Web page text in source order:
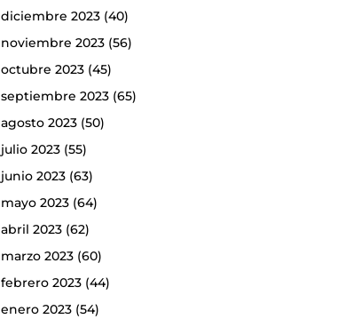
diciembre 2023(40)
noviembre 2023(56)
octubre 2023(45)
septiembre 2023(65)
agosto 2023(50)
julio 2023(55)
junio 2023(63)
mayo 2023(64)
abril 2023(62)
marzo 2023(60)
febrero 2023(44)
enero 2023(54)